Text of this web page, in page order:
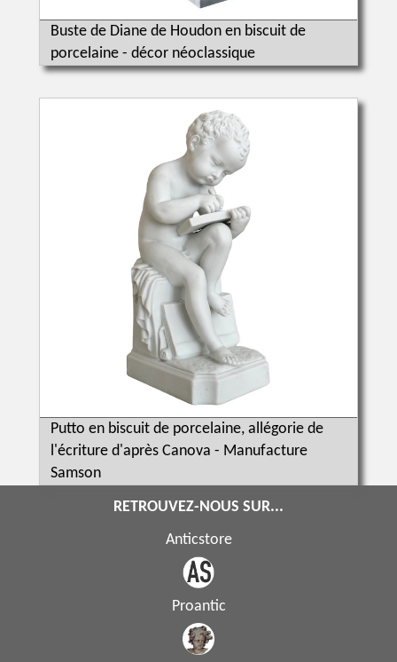
Buste de Diane de Houdon en biscuit de
porcelaine - décor néoclassique
Putto en biscuit de porcelaine, allégorie de
l'écriture d'après Canova - Manufacture
Samson
RETROUVEZ-NOUS SUR...
Anticstore
Proantic